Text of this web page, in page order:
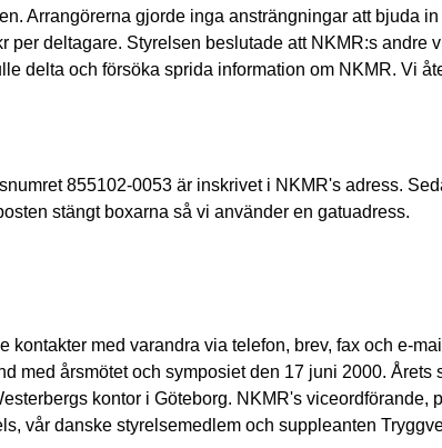
Arrangörerna gjorde inga ansträngningar att bjuda
per deltagare. Styrelsen beslutade att NKMR:s andre
delta och försöka sprida information om NKMR. Vi
855102-0053 är inskrivet i NKMR's adress.
stängt boxarna så vi använder en gatuadress.
med varandra via telefon, brev, fax och e-
med årsmötet och symposiet den 17 juni 2000. Årets
kontor i Göteborg. NKMR's viceordförande,
vår danske styrelsemedlem och suppleanten